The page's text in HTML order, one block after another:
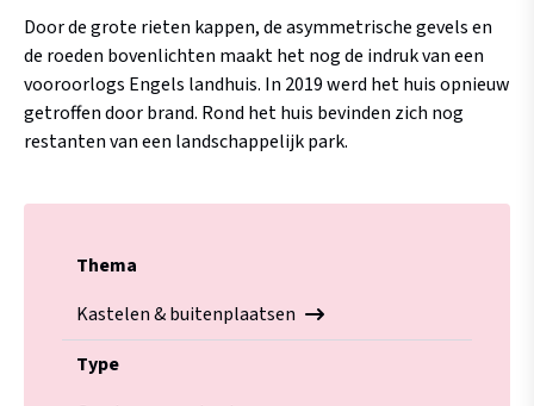
Door de grote rieten kappen, de asymmetrische gevels en
de roeden bovenlichten maakt het nog de indruk van een
vooroorlogs Engels landhuis. In 2019 werd het huis opnieuw
getroffen door brand. Rond het huis bevinden zich nog
restanten van een landschappelijk park.
Thema
Kastelen & buitenplaatsen
Type